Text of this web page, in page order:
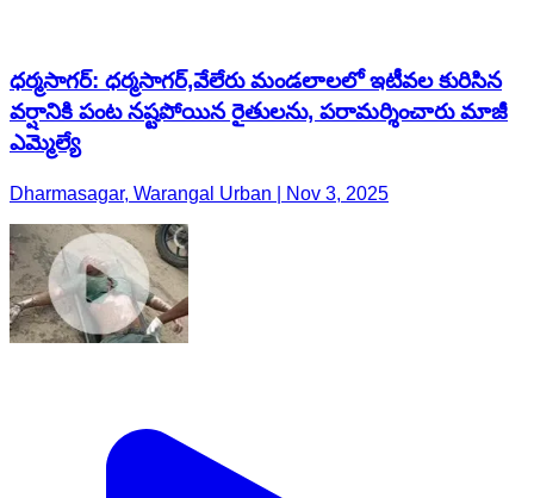
ధర్మసాగర్: ధర్మసాగర్,వేలేరు మండలాలలో ఇటీవల కురిసిన
వర్షానికి పంట నష్టపోయిన రైతులను, పరామర్శించారు మాజీ
ఎమ్మెల్యే
Dharmasagar, Warangal Urban | Nov 3, 2025